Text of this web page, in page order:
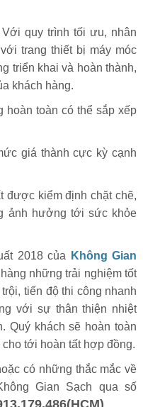
quy trình tối ưu, nhân
trang thiết bị máy móc
triển khai và hoàn thành,
khách hàng.
hoàn toàn có thể sắp xếp
giá thành cực kỳ cạnh
được kiểm định chặt chẽ,
ảnh hưởng tới sức khỏe
2018 của
Không Gian
những trải nghiệm tốt
tiến độ thi công nhanh
với sự thân thiện nhiệt
Quý khách sẽ hoàn toàn
tới hoàn tất hợp đồng.
có những thắc mắc về
Gian Sạch qua số